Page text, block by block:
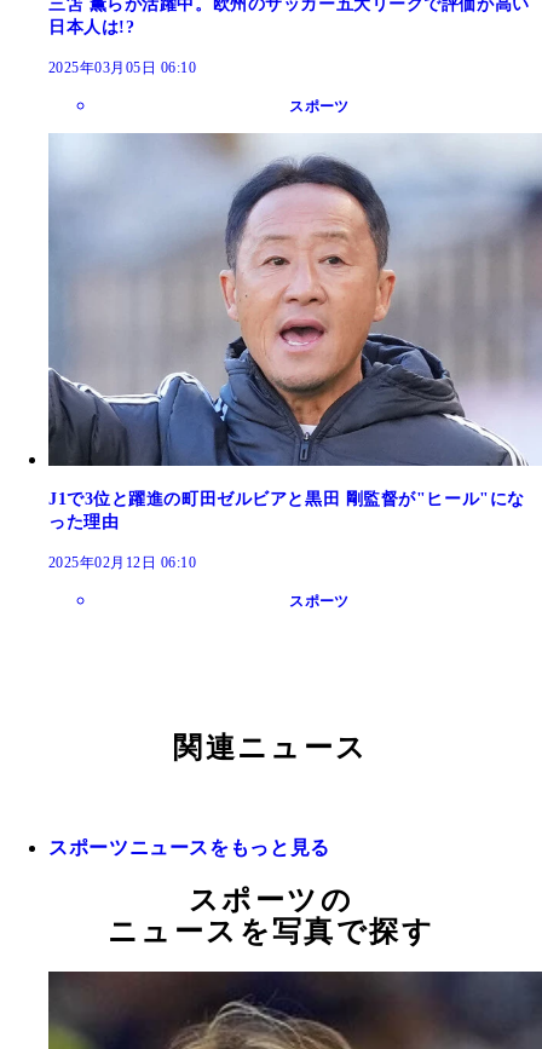
三笘 薫らが活躍中。欧州のサッカー五大リーグで評価が高い
日本人は!?
2025年03月05日 06:10
スポーツ
J1で3位と躍進の町田ゼルビアと黒田 剛監督が"ヒール"にな
った理由
2025年02月12日 06:10
スポーツ
関連ニュース
スポーツニュースをもっと見る
スポーツの
ニュースを写真で探す